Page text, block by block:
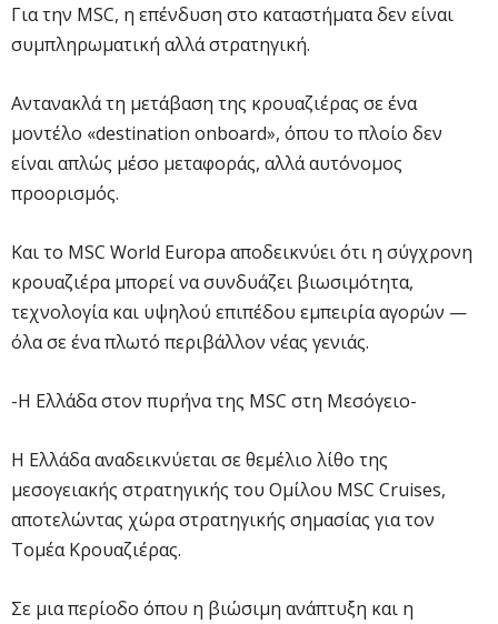
Για την MSC, η επένδυση στο καταστήματα δεν είναι
συμπληρωματική αλλά στρατηγική.
Αντανακλά τη μετάβαση της κρουαζιέρας σε ένα
μοντέλο «destination onboard», όπου το πλοίο δεν
είναι απλώς μέσο μεταφοράς, αλλά αυτόνομος
προορισμός.
Και το MSC World Europa αποδεικνύει ότι η σύγχρονη
κρουαζιέρα μπορεί να συνδυάζει βιωσιμότητα,
τεχνολογία και υψηλού επιπέδου εμπειρία αγορών —
όλα σε ένα πλωτό περιβάλλον νέας γενιάς.
-Η Ελλάδα στον πυρήνα της MSC στη Μεσόγειο-
Η Ελλάδα αναδεικνύεται σε θεμέλιο λίθο της
μεσογειακής στρατηγικής του Ομίλου MSC Cruises,
αποτελώντας χώρα στρατηγικής σημασίας για τον
Τομέα Κρουαζιέρας.
Σε μια περίοδο όπου η βιώσιμη ανάπτυξη και η